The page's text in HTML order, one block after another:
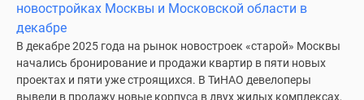
новостройках Москвы и Московской области в
декабре
В декабре 2025 года на рынок новостроек «старой» Москвы
начались бронирование и продажи квартир в пяти новых
проектах и пяти уже строящихся. В ТиНАО девелоперы
вывели в продажу новые корпуса в двух жилых комплексах,